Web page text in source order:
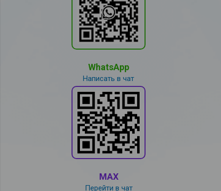
WhatsApp
Написать в чат
MAX
Перейти в чат